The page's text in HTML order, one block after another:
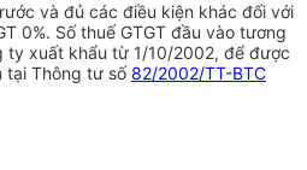
và đủ các điều kiện khác đối với
0%. Số thuế GTGT đầu vào tương
ty xuất khẩu từ 1/10/2002, để được
tại Thông tư số82/2002/TT-BTC